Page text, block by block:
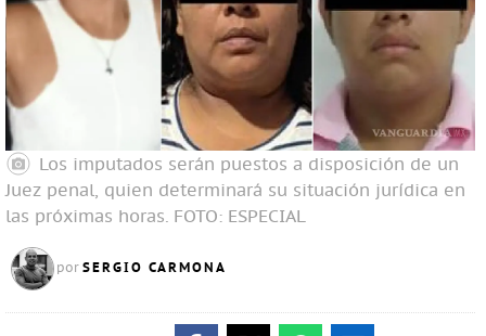
Los imputados serán puestos a disposición de un
Juez penal, quien determinará su situación jurídica en
las próximas horas. FOTO: ESPECIAL
por SERGIO CARMONA